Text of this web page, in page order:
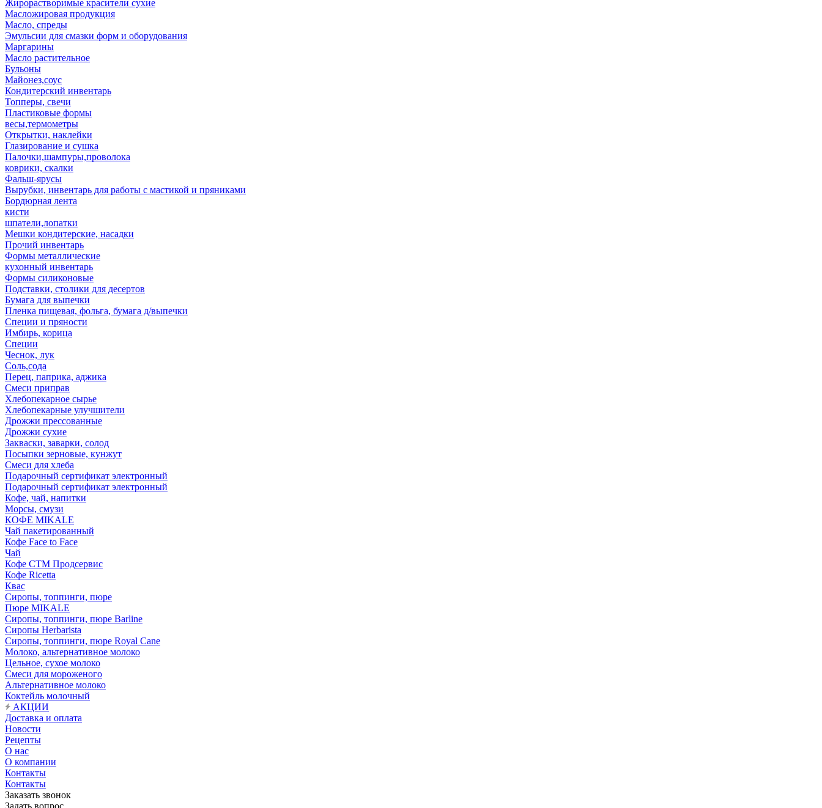
Жирорастворимые красители сухие
Масложировая продукция
Масло, спреды
Эмульсии для смазки форм и оборудования
Маргарины
Масло растительное
Бульоны
Майонез,соус
Кондитерский инвентарь
Топперы, свечи
Пластиковые формы
весы,термометры
Открытки, наклейки
Глазирование и сушка
Палочки,шампуры,проволока
коврики, скалки
Фальш-ярусы
Вырубки, инвентарь для работы с мастикой и пряниками
Бордюрная лента
кисти
шпатели,лопатки
Мешки кондитерские, насадки
Прочий инвентарь
Формы металлические
кухонный инвентарь
Формы силиконовые
Подставки, столики для десертов
Бумага для выпечки
Пленка пищевая, фольга, бумага д/выпечки
Специи и пряности
Имбирь, корица
Специи
Чеснок, лук
Соль,сода
Перец, паприка, аджика
Смеси приправ
Хлебопекарное сырье
Хлебопекарные улучшители
Дрожжи прессованные
Дрожжи сухие
Закваски, заварки, солод
Посыпки зерновые, кунжут
Смеси для хлеба
Подарочный сертификат электронный
Подарочный сертификат электронный
Кофе, чай, напитки
Морсы, смузи
КОФЕ MIKALE
Чай пакетированный
Кофе Face to Face
Чай
Кофе СТМ Продсервис
Кофе Ricetta
Квас
Сиропы, топпинги, пюре
Пюре MIKALE
Сиропы, топпинги, пюре Barline
Сиропы Herbarista
Сиропы, топпинги, пюре Royal Cane
Молоко, альтернативное молоко
Цельное, сухое молоко
Смеси для мороженого
Альтернативное молоко
Коктейль молочный
АКЦИИ
Доставка и оплата
Новости
Рецепты
О нас
О компании
Контакты
Контакты
Заказать звонок
Задать вопрос